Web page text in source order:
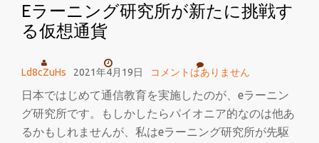
シ
ョ
Eラーニング研究所が新たに挑戦す
る仮想通貨
Ld8cZuHs 2021年4月19日 コメントはありません
日本ではじめて通信教育を実施したのが、eラーニン
グ研究所です。もしかしたらパイオニア的なのは他あ
るかもしれませんが、私はeラーニング研究所が先駆